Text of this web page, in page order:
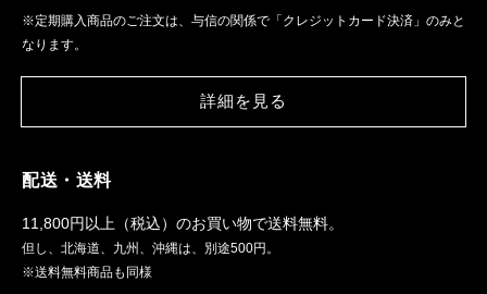
※定期購入商品のご注文は、与信の関係で「クレジットカード決済」のみと
なります。
詳細を見る
配送・送料
11,800円以上（税込）のお買い物で送料無料。
但し、北海道、九州、沖縄は、別途500円。
※送料無料商品も同様